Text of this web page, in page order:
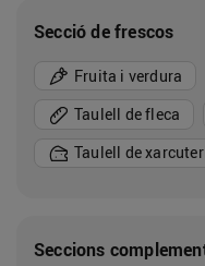
Secció de frescos
Fruita i verdura
Taulell de fleca
Taulell de
Seccions